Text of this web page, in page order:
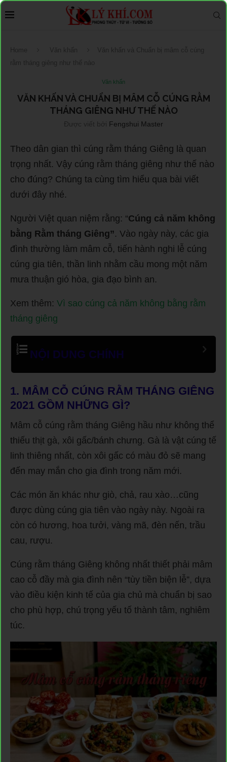
Home Văn khấn
Văn khấn và Chuẩn bị mâm cỗ cúng
rằm tháng giêng như thế nào
Văn khấn
VĂN KHẤN VÀ CHUẨN BỊ MÂM CỖ CÚNG RẰM
THÁNG GIÊNG NHƯ THẾ NÀO
Được viết bởi Fengshui Master
Theo dân gian thì cúng rằm tháng Giêng là quan
trọng nhất. Vậy cúng rằm tháng giêng như thế nào
cho đúng? Chúng ta cùng tìm hiểu qua bài viết
dưới đây nhé.
Người Việt quan niệm rằng: “Cúng cả năm không
bằng Rằm tháng Giêng”. Vào ngày này, các gia
đình thường làm mâm cỗ, tiến hành nghi lễ cúng
cúng gia tiên, thần linh nhằm cầu mong một năm
mưa thuận gió hòa, gia đạo bình an.
Xem thêm: Vì sao cúng cả năm không bằng rằm
tháng giêng
NỘI DUNG CHÍNH
1. MÂM CỖ CÚNG RẰM THÁNG GIÊNG
2021 GỒM NHỮNG GÌ?
Mâm cỗ cúng rằm tháng Giêng hầu như không thể
thiếu thịt gà, xôi gấc/bánh chưng. Gà là vật cúng tế
linh thiêng nhất, còn xôi gấc có màu đỏ sẽ mang
đến may mắn cho gia đình trong năm mới.
Các món ăn khác như giò, chả, rau xào…cũng
được dùng cúng gia tiên vào ngày này. Ngoài ra
còn có hương, hoa tưởi, vàng mã, đèn nến, trầu
cau, rượu.
Cúng rằm tháng Giêng không nhất thiết phải mâm
cao cỗ đầy mà gia đình nên “tùy tiền biện lễ”, dựa
vào điều kiện kinh tế của gia chủ mà chuẩn bị sao
cho phù hợp, chú trọng yếu tố thành tâm, nghiêm
túc.